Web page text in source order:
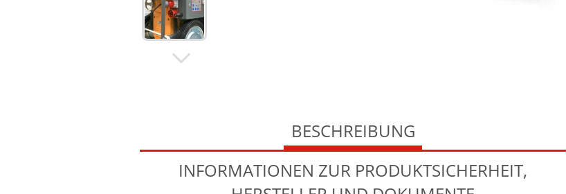
BESCHREIBUNG
INFORMATIONEN ZUR PRODUKTSICHERHEIT,